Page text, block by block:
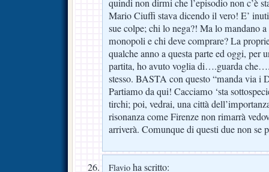
quindi non dirmi che l’episodio non c’è
Mario Ciuffi stava dicendo il vero! E’
sue colpe; chi lo nega?! Ma lo mandano
monopoli e chi deve comprare? La
qualche anno a questa parte ed oggi, per
partita, ho avuto voglia di….guarda
stesso. BASTA con questo “manda via
Partiamo da qui! Cacciamo ‘sta
tirchi; poi, vedrai, una città
risonanza come Firenze non rimarrà
arriverà. Comunque di questi due non se
Flavio ha scritto: